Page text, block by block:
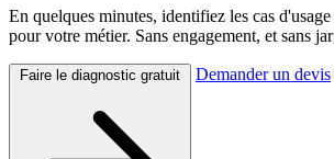
En quelques minutes, identifiez les cas
pour votre métier. Sans engagement, et sans
Faire le diagnostic gratuit Demander un devis